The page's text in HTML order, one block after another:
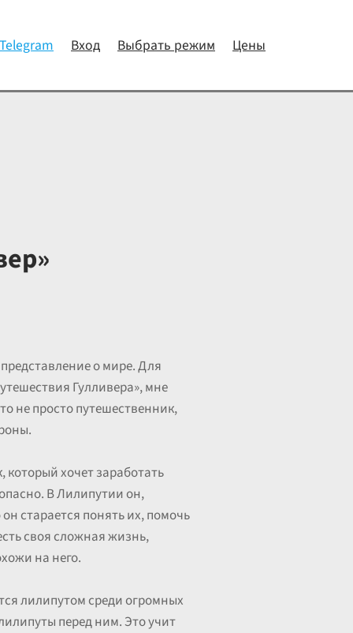
Вход Выбрать режим Цены
о мире. Для
Гулливера», мне
не просто путешественник,
хочет заработать
В Лилипутии он,
старается понять их, помочь
своя сложная жизнь,
на него.
лилипутом среди огромных
перед ним. Это учит